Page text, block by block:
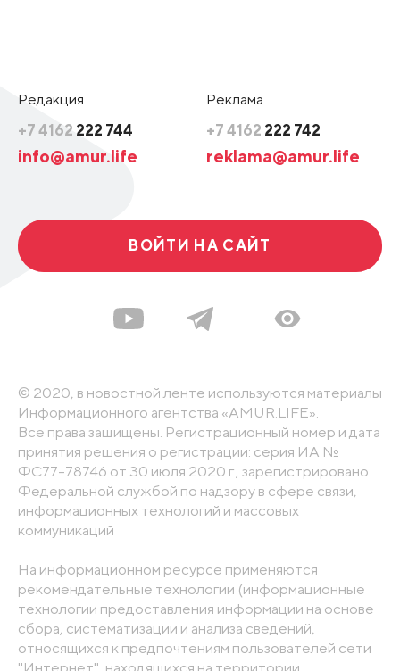
Редакция
+7 4162 222 744
info@amur.life
Реклама
+7 4162 222 742
reklama@amur.life
ВОЙТИ НА САЙТ
© 2020, в новостной ленте используются материалы
Информационного агентства «AMUR.LIFE».
Все права защищены. Регистрационный номер и дата
принятия решения о регистрации: серия ИА №
ФС77-78746 от 30 июля 2020 г., зарегистрировано
Федеральной службой по надзору в сфере связи,
информационных технологий и массовых
коммуникаций
На информационном ресурсе применяются
рекомендательные технологии (информационные
технологии предоставления информации на основе
сбора, систематизации и анализа сведений,
относящихся к предпочтениям пользователей сети